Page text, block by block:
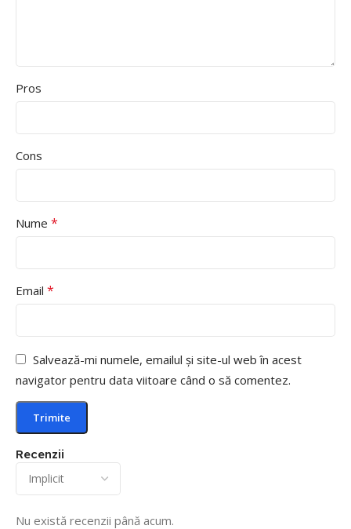
Recenzii
Nu există recenzii până acum.
Pros
Cons
Nume *
Email *
Salvează-mi numele, emailul și site-ul web în acest
navigator pentru data viitoare când o să comentez.